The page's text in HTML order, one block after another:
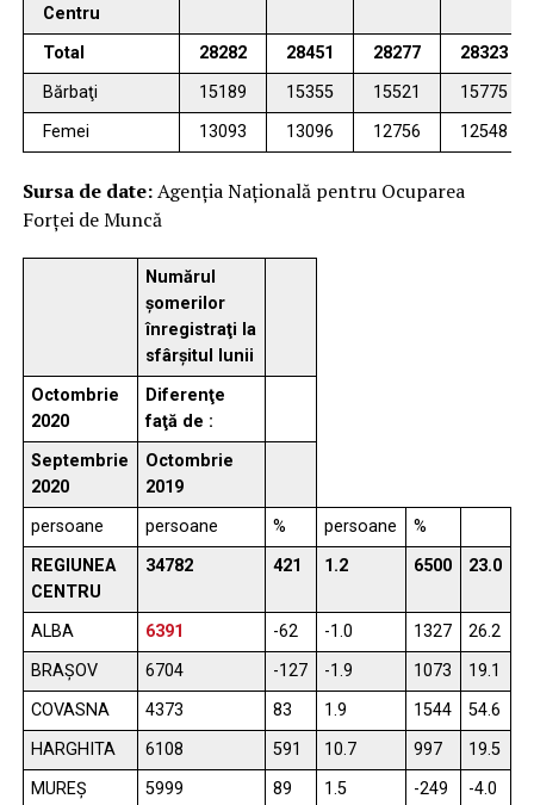
Centru
Total
28282 28451 28277
28323
Bărbaţi
15189 15355 15521
15775
Femei
13093 13096 12756 12548
Sursa de date:Agenţia Naţională pentru Ocuparea
Forţei de Muncă
Numărul
şomerilor
înregistraţi la
sfârşitul lunii
Octombrie
2020
Diferenţe
faţă de :
Septembrie
2020
Octombrie
2019
persoane
persoane % persoane
%
REGIUNEA
CENTRU
34782 421 1.2 6500 23.0
ALBA 6391 -62 -1.0 1327
26.2
BRAŞOV
6704 -127 -1.9 1073
19.1
COVASNA
4373 83 1.9 1544
54.6
HARGHITA
6108 591 10.7 997
19.5
MUREŞ
5999 89 1.5 -249
-4.0